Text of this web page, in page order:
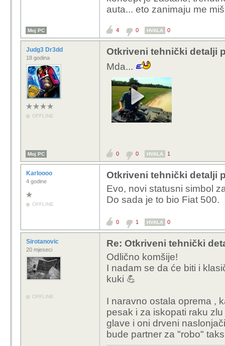
auta... eto zanimaju me
Moj PC 4 0 HVALA 0
Judg3 Dr3dd
18 godina
OFFLINE
Otkriveni tehnički detalji
Mda...
Moj PC 0 0 HVALA 1
Karloooo
4 godine
OFFLINE
Otkriveni tehnički detalji
Evo, novi statusni simbol
Do sada je to bio Fiat 500.
0 1 HVALA 0
Sirotanovic
20 mjeseci
OFFLINE
Re: Otkriveni tehnički
Odlično komšije!
I nadam se da će biti i
kuki 💪
I naravno ostala oprema ,
pesak i za iskopati raku
glave i oni drveni
bude partner za "robo"